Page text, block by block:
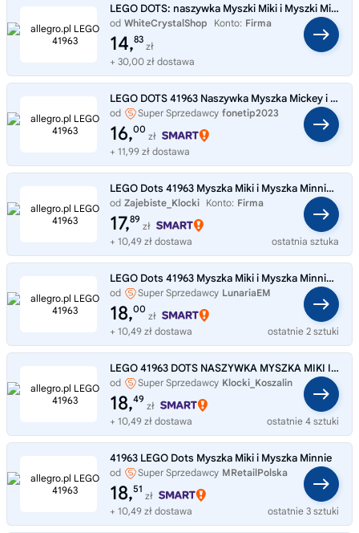
LEGO DOTS: naszywka Myszki Miki i Myszki Minnie (41963)
od WhiteCrystalShop Konto: Firma
14,83
zł
+ 30,00 zł dostawa
LEGO DOTS 41963 Naszywka Myszka Mickey i Myszka Minnie
od Super Sprzedawcy fonetip2023
16,00
zł
+ 11,99 zł dostawa
LEGO Dots 41963 Myszka Miki i Myszka Minnie ORYGINAŁ ostatnia szansa
od Zajebiste_Klocki Konto: Firma
17,89
zł
+ 10,49 zł dostawa
ostatnia sztuka
LEGO Dots 41963 Myszka Miki i Myszka Minnie naszywka
od Super Sprzedawcy LunariaEM
18,00
zł
+ 10,49 zł dostawa
ostatnie 2 sztuki
LEGO 41963 DOTS NASZYWKA MYSZKA MIKI I MINNIE
od Super Sprzedawcy Klocki_Koszalin
18,49
zł
+ 10,49 zł dostawa
ostatnie 4 sztuki
41963 LEGO Dots Myszka Miki i Myszka Minnie
od Super Sprzedawcy MRetailPolska
18,51
zł
+ 10,49 zł dostawa
ostatnie 3 sztuki